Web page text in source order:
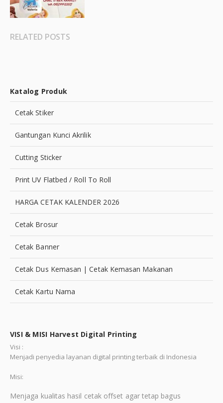
RELATED POSTS
Katalog Produk
Cetak Stiker
Gantungan Kunci Akrilik
Cutting Sticker
Print UV Flatbed / Roll To Roll
HARGA CETAK KALENDER 2026
Cetak Brosur
Cetak Banner
Cetak Dus Kemasan | Cetak Kemasan Makanan
Cetak Kartu Nama
VISI & MISI Harvest Digital Printing
Visi :
Menjadi penyedia layanan digital printing terbaik di Indonesia
Misi:
Menjaga kualitas hasil cetak offset agar tetap bagus